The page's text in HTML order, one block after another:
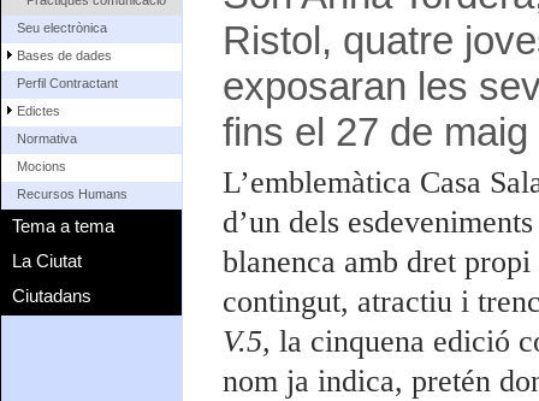
Seu electrònica
Bases de dades
Perfil Contractant
Edictes
Normativa
Mocions
Recursos Humans
Tema a tema
La Ciutat
Ciutadans
Ristol, quatre
exposaran les
fins el 27 de maig
L’emblemàtica Casa
d’un dels
blanenca amb dret
contingut, atractiu i
V.5, la cinquena edició
nom ja indica, pretén